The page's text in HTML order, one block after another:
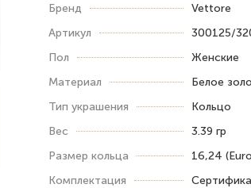
Бренд
Vettore
Артикул
300125/
Пол
Женские
Материал
Белое
Тип украшения
Кольцо
Вес
3.39 гр
Размер кольца
16,24
Комплектация